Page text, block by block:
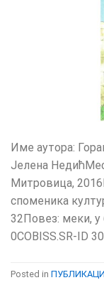
Име аутора:
Јелена
Митровица,
споменика
32Повез: меки, у
0COBISS.SR-ID
Posted in